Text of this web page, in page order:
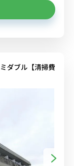
ダブル【清掃費